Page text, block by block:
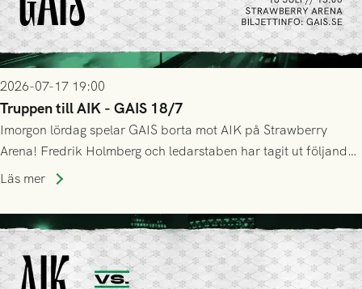
2026-07-17 19:00
Truppen till AIK - GAIS 18/7
Imorgon lördag spelar GAIS borta mot AIK på Strawberry
Arena! Fredrik Holmberg och ledarstaben har tagit ut följande
trupp till matchen:
Läs mer